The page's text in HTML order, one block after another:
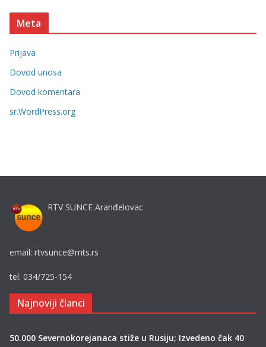
t
o
r
i
e
Meta
Prijava
Dovod unosa
Dovod komentara
sr.WordPress.org
RTV SUNCE Aranđelovac
email: rtvsunce@mts.rs
tel: 034/725-154
Najnoviji članci
50.000 Severnokorejanaca stiže u Rusiju; Izvedeno čak 40